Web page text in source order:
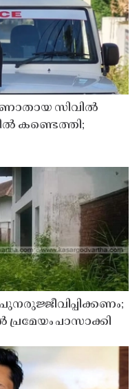
സിവിൽ
കണ്ടെത്തി;
പാസാക്കി